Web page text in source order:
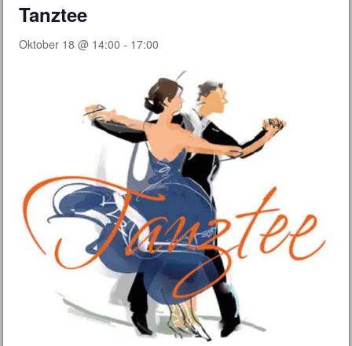
Tanztee
Oktober 18 @ 14:00 - 17:00